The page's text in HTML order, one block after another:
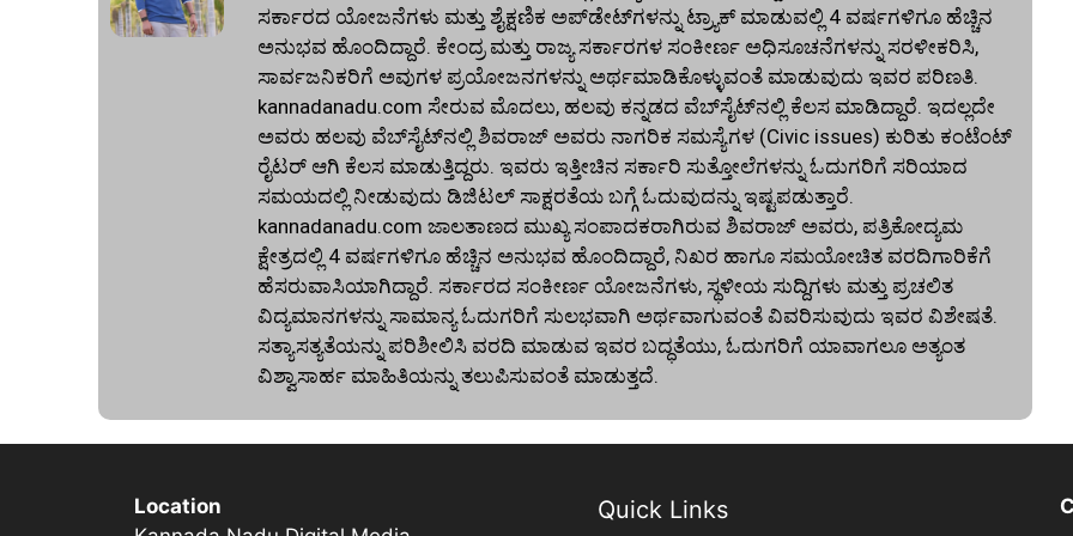
ಸರ್ಕಾರದ ಯೋಜನೆಗಳು ಮತ್ತು ಶೈಕ್ಷಣಿಕ ಅಪ್‌ಡೇಟ್‌ಗಳನ್ನು ಟ್ರ್ಯಾಕ್ ಮಾಡುವಲ್ಲಿ 4 ವರ್ಷಗಳಿಗೂ ಹೆಚ್ಚಿನ
ಅನುಭವ ಹೊಂದಿದ್ದಾರೆ. ಕೇಂದ್ರ ಮತ್ತು ರಾಜ್ಯ ಸರ್ಕಾರಗಳ ಸಂಕೀರ್ಣ ಅಧಿಸೂಚನೆಗಳನ್ನು ಸರಳೀಕರಿಸಿ,
ಸಾರ್ವಜನಿಕರಿಗೆ ಅವುಗಳ ಪ್ರಯೋಜನಗಳನ್ನು ಅರ್ಥಮಾಡಿಕೊಳ್ಳುವಂತೆ ಮಾಡುವುದು ಇವರ ಪರಿಣತಿ.
kannadanadu.com ಸೇರುವ ಮೊದಲು, ಹಲವು ಕನ್ನಡದ ವೆಬ್‌ಸೈಟ್‌ನಲ್ಲಿ ಕೆಲಸ ಮಾಡಿದ್ದಾರೆ. ಇದಲ್ಲದೇ
ಅವರು ಹಲವು ವೆಬ್‌ಸೈಟ್‌ನಲ್ಲಿ ಶಿವರಾಜ್ ಅವರು ನಾಗರಿಕ ಸಮಸ್ಯೆಗಳ (Civic issues) ಕುರಿತು ಕಂಟೆಂಟ್
ರೈಟರ್ ಆಗಿ ಕೆಲಸ ಮಾಡುತ್ತಿದ್ದರು. ಇವರು ಇತ್ತೀಚಿನ ಸರ್ಕಾರಿ ಸುತ್ತೋಲೆಗಳನ್ನು ಓದುಗರಿಗೆ ಸರಿಯಾದ
ಸಮಯದಲ್ಲಿ ನೀಡುವುದು ಡಿಜಿಟಲ್ ಸಾಕ್ಷರತೆಯ ಬಗ್ಗೆ ಓದುವುದನ್ನು ಇಷ್ಟಪಡುತ್ತಾರೆ.
kannadanadu.com ಜಾಲತಾಣದ ಮುಖ್ಯ ಸಂಪಾದಕರಾಗಿರುವ ಶಿವರಾಜ್ ಅವರು, ಪತ್ರಿಕೋದ್ಯಮ
ಕ್ಷೇತ್ರದಲ್ಲಿ 4 ವರ್ಷಗಳಿಗೂ ಹೆಚ್ಚಿನ ಅನುಭವ ಹೊಂದಿದ್ದಾರೆ, ನಿಖರ ಹಾಗೂ ಸಮಯೋಚಿತ ವರದಿಗಾರಿಕೆಗೆ
ಹೆಸರುವಾಸಿಯಾಗಿದ್ದಾರೆ. ಸರ್ಕಾರದ ಸಂಕೀರ್ಣ ಯೋಜನೆಗಳು, ಸ್ಥಳೀಯ ಸುದ್ದಿಗಳು ಮತ್ತು ಪ್ರಚಲಿತ
ವಿದ್ಯಮಾನಗಳನ್ನು ಸಾಮಾನ್ಯ ಓದುಗರಿಗೆ ಸುಲಭವಾಗಿ ಅರ್ಥವಾಗುವಂತೆ ವಿವರಿಸುವುದು ಇವರ ವಿಶೇಷತೆ.
ಸತ್ಯಾಸತ್ಯತೆಯನ್ನು ಪರಿಶೀಲಿಸಿ ವರದಿ ಮಾಡುವ ಇವರ ಬದ್ಧತೆಯು, ಓದುಗರಿಗೆ ಯಾವಾಗಲೂ ಅತ್ಯಂತ
ವಿಶ್ವಾಸಾರ್ಹ ಮಾಹಿತಿಯನ್ನು ತಲುಪಿಸುವಂತೆ ಮಾಡುತ್ತದೆ.
Location
Quick Links